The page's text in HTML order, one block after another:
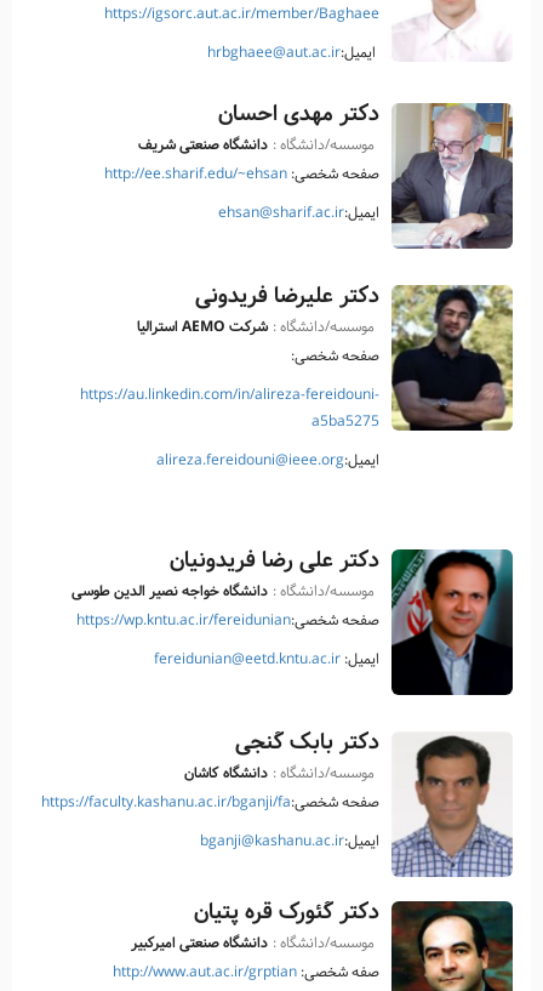
https://igsorc.aut.ac.ir/member/Baghaee
ایمیل:hrbghaee@aut.ac.ir
دکتر مهدی احسان
موسسه/دانشگاه : دانشگاه صنعتی شریف
صفحه شخصی: http://ee.sharif.edu/~ehsan
ایمیل:ehsan@sharif.ac.ir
دکتر علیرضا فریدونی
موسسه/دانشگاه : شرکت AEMO استرالیا
صفحه شخصی:
https://au.linkedin.com/in/alireza-fereidouni-
a5ba5275
ایمیل:alireza.fereidouni@ieee.org
دکتر علی رضا فریدونیان
موسسه/دانشگاه : دانشگاه خواجه نصیر الدین طوسی
صفحه شخصی:https://wp.kntu.ac.ir/fereidunian
ایمیل: fereidunian@eetd.kntu.ac.ir
دکتر بابک گنجی
موسسه/دانشگاه : دانشگاه کاشان
صفحه شخصی:https://faculty.kashanu.ac.ir/bganji/fa
ایمیل:bganji@kashanu.ac.ir
دکتر گئورک قره پتیان
موسسه/دانشگاه : دانشگاه صنعتی امیرکبیر
صفه شخصی: http://www.aut.ac.ir/grptian